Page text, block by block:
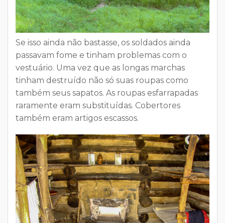
Se isso ainda não bastasse, os soldados ainda
passavam fome e tinham problemas com o
vestuário. Uma vez que as longas marchas
tinham destruído não só suas roupas como
também seus sapatos. As roupas esfarrapadas
raramente eram substituídas. Cobertores
também eram artigos escassos.